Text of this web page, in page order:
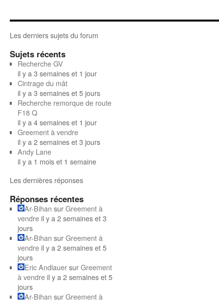
Les derniers sujets du forum
Sujets récents
Recherche GV
il y a 3 semaines et 1 jour
Cintrage du mât
il y a 3 semaines et 5 jours
Recherche remorque de route
F18 Q
il y a 4 semaines et 1 jour
Greement à vendre
il y a 2 semaines et 3 jours
Andy Lane
il y a 1 mois et 1 semaine
Les dernières réponses
Réponses récentes
Ar-Bihan surGreement à
vendre il y a 2 semaines et 3
jours
Ar-Bihan surGreement à
vendre il y a 2 semaines et 5
jours
Eric AndlauersurGreement
à vendre il y a 2 semaines et 5
jours
Ar-Bihan surGreement à